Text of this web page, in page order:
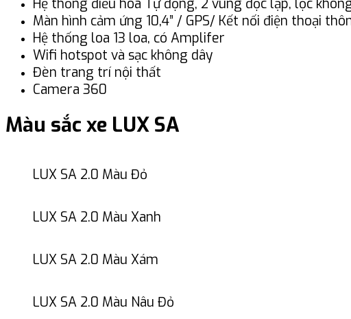
Hệ thống điều hòa Tự động, 2 vùng độc lập, lọc
Màn hình cảm ứng 10,4” / GPS/ Kết nối điện thoại
Hệ thống loa 13 loa, có Amplifer
Wifi hotspot và sạc không dây
Đèn trang trí nội thất
Camera 360
Màu sắc xe LUX SA
LUX SA 2.0 Màu Đỏ
LUX SA 2.0 Màu Xanh
LUX SA 2.0 Màu Xám
LUX SA 2.0 Màu Nâu Đỏ